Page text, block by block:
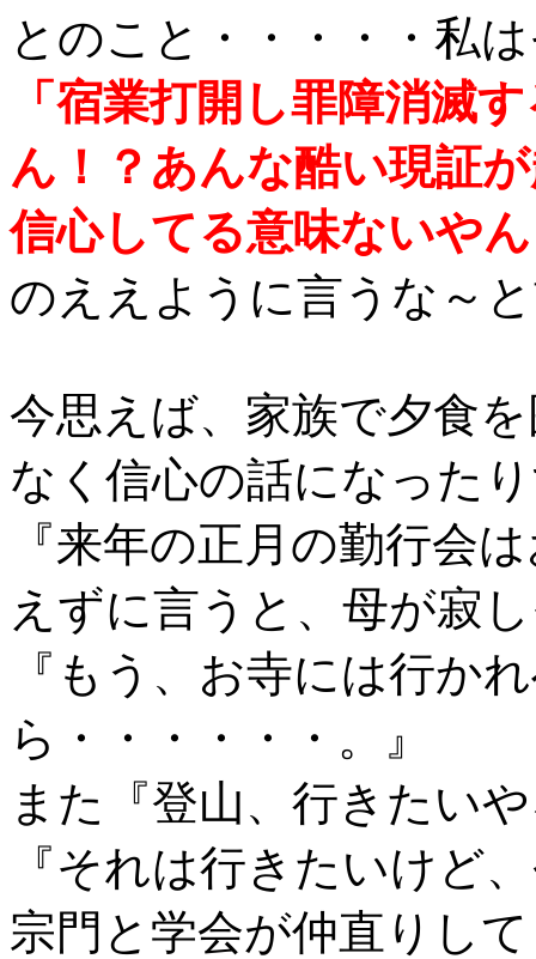
とのこと・・・・・私
「宿業打開し罪障消滅
ん！？あんな酷い現証
信心してる意味ないや
のええように言うな～
今思えば、家族で夕食
なく信心の話になった
『来年の正月の勤行会
えずに言うと、母が寂
『もう、お寺には行か
ら・・・・・・。』
また『登山、行きたい
『それは行きたいけど
宗門と学会が仲直りし